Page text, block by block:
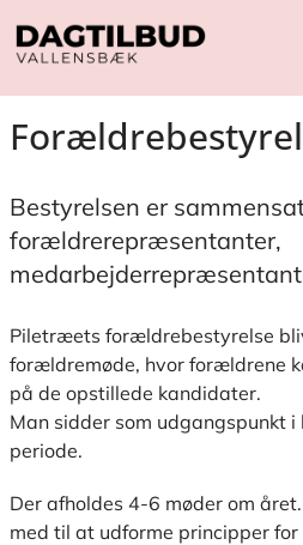
Bestyrelsen er
forældrerepræsentanter,
Piletræets forældrebestyrelse
forældremøde, hvor forældrene
på de opstillede kandidater.
Man sidder som udgangspunkt
periode.
Der afholdes 4-6 møder om
med til at udforme principper